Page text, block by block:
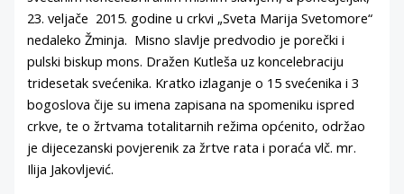
23. veljače 2015. godine u crkvi „Sveta Marija Svetomore“
nedaleko Žminja. Misno slavlje predvodio je porečki i
pulski biskup mons. Dražen Kutleša uz koncelebraciju
tridesetak svećenika. Kratko izlaganje o 15 svećenika i 3
bogoslova čije su imena zapisana na spomeniku ispred
crkve, te o žrtvama totalitarnih režima općenito, održao
je dijecezanski povjerenik za žrtve rata i poraća vlč. mr.
Ilija Jakovljević.